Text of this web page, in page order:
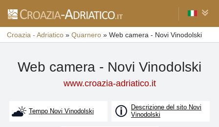
Croazia - Adriatico » Quarnero » Web camera - Novi Vinodolski
Web camera - Novi Vinodolski
www.croazia-adriatico.it
Tempo Novi Vinodolski
Descrizione del sito Novi
Vinodolski